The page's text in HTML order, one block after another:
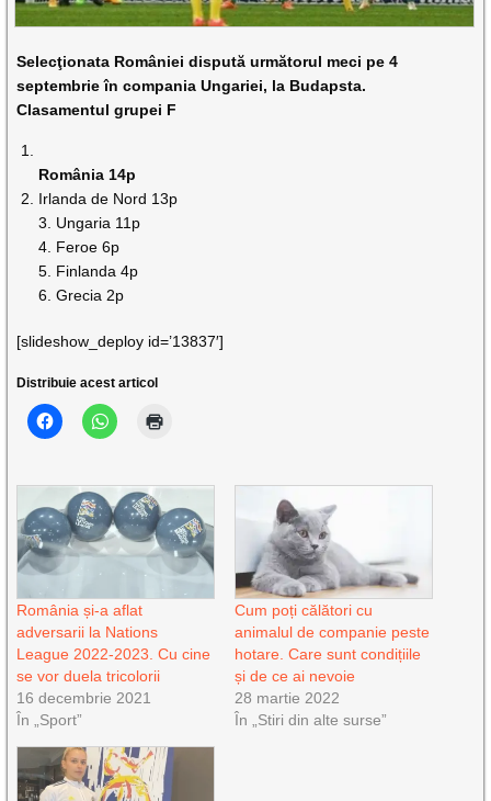
Selecţionata României dispută următorul meci pe 4
septembrie în compania Ungariei, la Budapsta.
Clasamentul grupei F
România 14p
Irlanda de Nord 13p
3. Ungaria 11p
4. Feroe 6p
5. Finlanda 4p
6. Grecia 2p
[slideshow_deploy id=’13837′]
Distribuie acest articol
România și-a aflat
adversarii la Nations
League 2022-2023. Cu cine
se vor duela tricolorii
16 decembrie 2021
În „Sport”
Cum poți călători cu
animalul de companie peste
hotare. Care sunt condițiile
și de ce ai nevoie
28 martie 2022
În „Stiri din alte surse”